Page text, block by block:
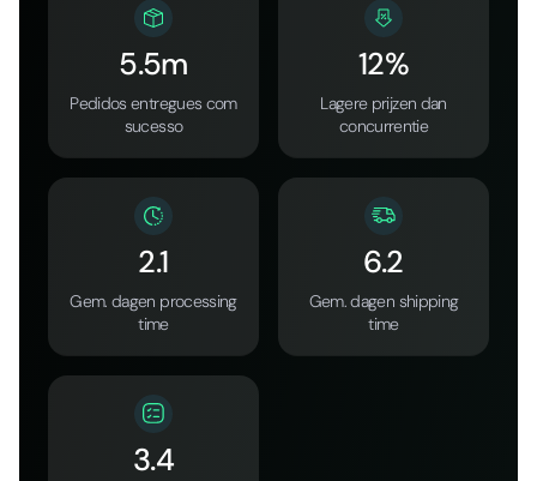
5.5m
Pedidos entregues com
sucesso
12%
Lagere prijzen dan
concurrentie
2.1
Gem. dagen processing
time
6.2
Gem. dagen shipping
time
3.4